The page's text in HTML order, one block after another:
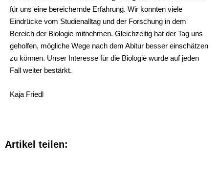
für uns eine bereichernde Erfahrung. Wir konnten viele
Eindrücke vom Studienalltag und der Forschung in dem
Bereich der Biologie mitnehmen. Gleichzeitig hat der Tag uns
geholfen, mögliche Wege nach dem Abitur besser einschätzen
zu können. Unser Interesse für die Biologie wurde auf jeden
Fall weiter bestärkt.
Kaja Friedl
Artikel teilen: